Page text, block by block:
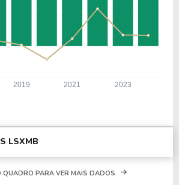
LSXMB
QUADRO PARA VER MAIS DADOS